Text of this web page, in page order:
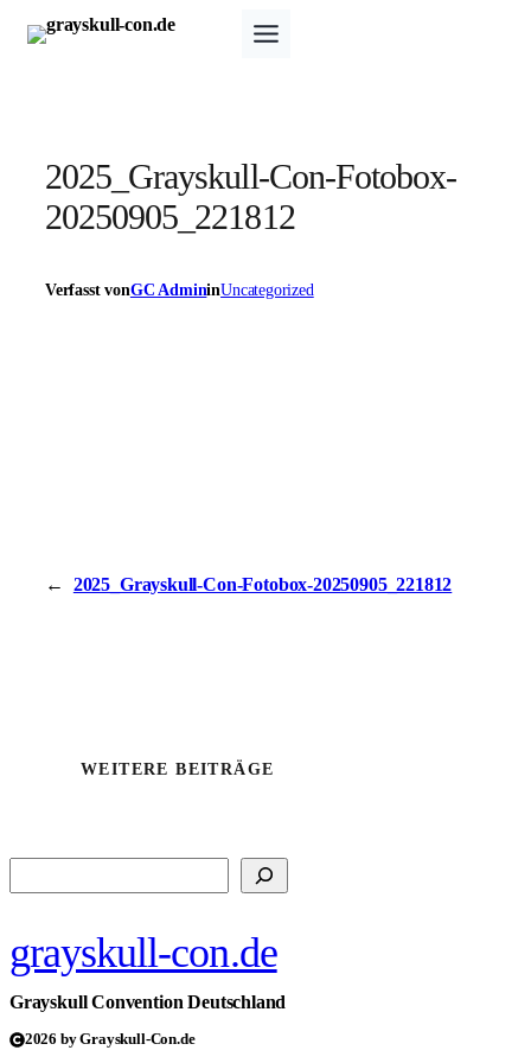
Zum
Inhalt
2025_Grayskull-Con-Fotobox-
20250905_221812
Verfasst vonGC AdmininUncategorized
← 2025_Grayskull-Con-Fotobox-20250905_221812
WEITERE BEITRÄGE
grayskull-con.de
Grayskull Convention Deutschland
2026 by Grayskull-Con.de